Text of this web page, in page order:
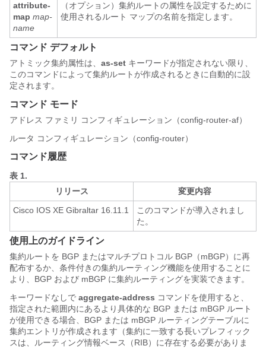
attribute-
map map-
name
（オプション）集約ルートの属性を設定するために
使用されるルート マップの名前を指定します。
コマンド デフォルト
アトミック集約属性は、 as-set キーワードが指定されない限り、
このコマンドによって集約ルートが作成されるときに自動的に設
定されます。
コマンド モード
アドレス ファミリ コンフィギュレーション（config-router-af）
ルータ コンフィギュレーション（config-router）
コマンド履歴
表 1.
リリース
変更内容
Cisco IOS XE Gibraltar 16.11.1
このコマンドが導入されまし
た。
使用上のガイドライン
集約ルートを BGP またはマルチプロトコル BGP（mBGP）に再
配布するか、条件付きの集約ルーティング機能を使用することに
より、BGP および mBGP に集約ルーティングを実装できます。
キーワードなしで aggregate-address コマンドを使用すると、
指定された範囲内にあるより具体的な BGP または mBGP ルート
が使用できる場合、BGP または mBGP ルーティングテーブルに
集約エントリが作成されます（集約に一致する長いプレフィック
スは、ルーティング情報ベース（RIB）に存在する必要がありま